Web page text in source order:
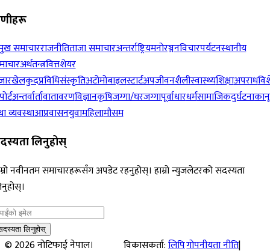
समाचारराजनीतिताजा समाचारअन्तर्राष्ट्रियमनोरञ्जनविचारपर्यटनस्थानीय
अर्थतन्त्रवित्तशेयर
खेलकुदप्रविधिसंस्कृतिअटोमोबाइलस्टार्टअपजीवनशैलीस्वास्थ्यशिक्षाअपराध
अन्तर्वार्तावातावरणविज्ञानकृषिजग्गा/घरजग्गापूर्वाधारधर्मसामाजिकदुर्घटना
व्यवस्थाआप्रवासनयुवामहिलामौसम
लिनुहोस्
नवीनतम समाचारहरूसँग अपडेट रहनुहोस्। हाम्रो न्युजलेटरको सदस्यता
लिनुहोस्
©2026नोटिफाई नेपाल। विकासकर्ता:लिपिगोपनीयता नीति|